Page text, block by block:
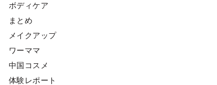
ボディケア
まとめ
メイクアップ
ワーママ
中国コスメ
体験レポート